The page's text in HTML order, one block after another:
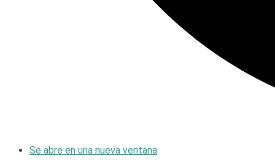
Se abre en una nueva ventana